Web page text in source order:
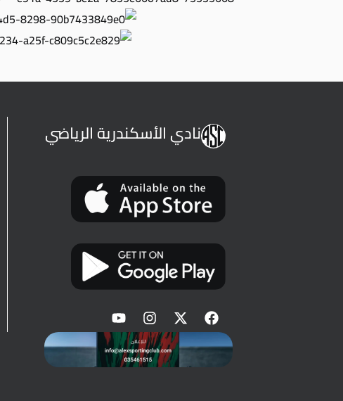
نادي الأسكندرية الرياضي